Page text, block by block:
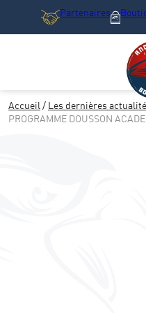
Partenaires
Accueil / Les dernières
PROGRAMME DOUSSON